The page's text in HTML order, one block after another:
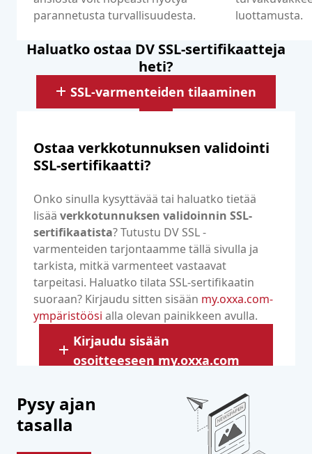
parannetusta turvallisuudesta.
luottamusta.
Haluatko ostaa DV SSL-sertifikaatteja
heti?
SSL-varmenteiden tilaaminen
Ostaa verkkotunnuksen validointi
SSL-sertifikaatti?
Onko sinulla kysyttävää tai haluatko tietää
lisää verkkotunnuksen validoinnin SSL-
sertifikaatista? Tutustu DV SSL -
varmenteiden tarjontaamme tällä sivulla ja
tarkista, mitkä varmenteet vastaavat
tarpeitasi. Haluatko tilata SSL-sertifikaatin
suoraan? Kirjaudu sitten sisään my.oxxa.com-
ympäristöösi alla olevan painikkeen avulla.
Kirjaudu sisään
osoitteeseen my.oxxa.com
Pysy ajan
tasalla